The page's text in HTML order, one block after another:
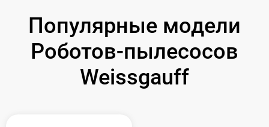
Популярные модели
Роботов-пылесосов
Weissgauff